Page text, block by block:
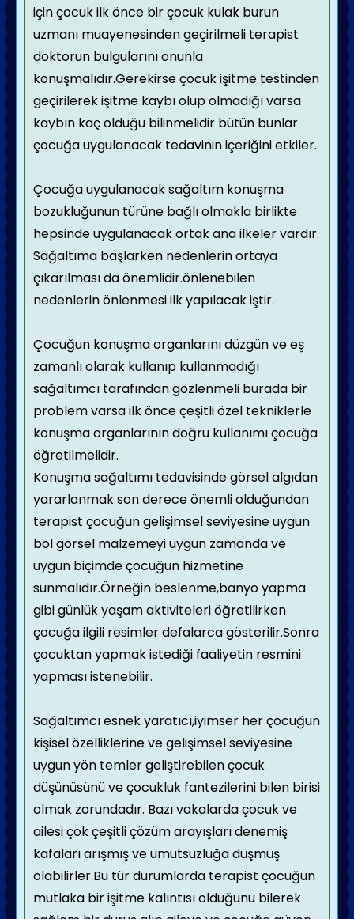
için çocuk ilk önce bir çocuk kulak burun
uzmanı muayenesinden geçirilmeli terapist
doktorun bulgularını onunla
konuşmalıdır.Gerekirse çocuk işitme testinden
geçirilerek işitme kaybı olup olmadığı varsa
kaybın kaç olduğu bilinmelidir bütün bunlar
çocuğa uygulanacak tedavinin içeriğini etkiler.
Çocuğa uygulanacak sağaltım konuşma
bozukluğunun türüne bağlı olmakla birlikte
hepsinde uygulanacak ortak ana ilkeler vardır.
Sağaltıma başlarken nedenlerin ortaya
çıkarılması da önemlidir.önlenebilen
nedenlerin önlenmesi ilk yapılacak iştir.
Çocuğun konuşma organlarını düzgün ve eş
zamanlı olarak kullanıp kullanmadığı
sağaltımcı tarafından gözlenmeli burada bir
problem varsa ilk önce çeşitli özel tekniklerle
konuşma organlarının doğru kullanımı çocuğa
öğretilmelidir.
Konuşma sağaltımı tedavisinde görsel algıdan
yararlanmak son derece önemli olduğundan
terapist çocuğun gelişimsel seviyesine uygun
bol görsel malzemeyi uygun zamanda ve
uygun biçimde çocuğun hizmetine
sunmalıdır.Örneğin beslenme,banyo yapma
gibi günlük yaşam aktiviteleri öğretilirken
çocuğa ilgili resimler defalarca gösterilir.Sonra
çocuktan yapmak istediği faaliyetin resmini
yapması istenebilir.
Sağaltımcı esnek yaratıcı,iyimser her çocuğun
kişisel özelliklerine ve gelişimsel seviyesine
uygun yön temler geliştirebilen çocuk
düşünüsünü ve çocukluk fantezilerini bilen birisi
olmak zorundadır. Bazı vakalarda çocuk ve
ailesi çok çeşitli çözüm arayışları denemiş
kafaları arışmış ve umutsuzluğa düşmüş
olabilirler.Bu tür durumlarda terapist çocuğun
mutlaka bir işitme kalıntısı olduğunu bilerek